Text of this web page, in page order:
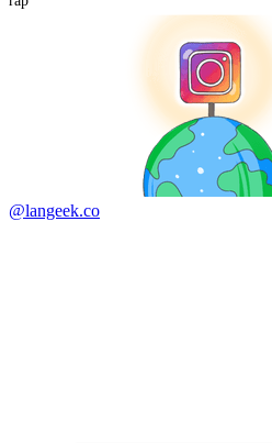
@langeek.co